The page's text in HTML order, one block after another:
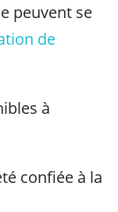
peuvent se
de
à
confiée à la